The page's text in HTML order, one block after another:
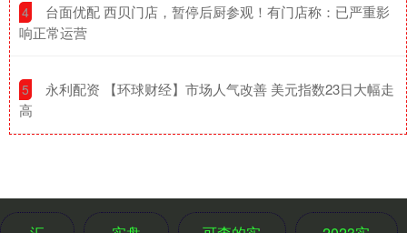
4
​台面优配 西贝门店，暂停后厨参观！有门店称：已严重影
响正常运营
5
​永利配资 【环球财经】市场人气改善 美元指数23日大幅走
高